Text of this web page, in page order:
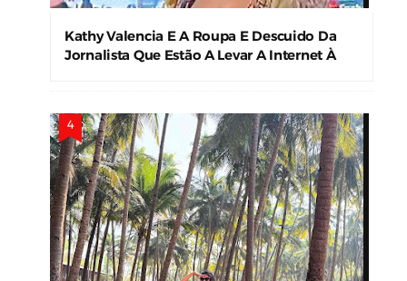
Kathy Valencia E A Roupa E Descuido Da
Jornalista Que Estão A Levar A Internet À